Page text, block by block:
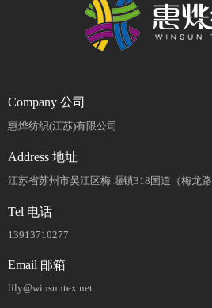
Company 公司
惠烨纺织(江苏)有限公司
Address 地址
江苏省苏州市吴江区梅 堰镇318国道（梅龙路
Tel 电话
13913710277
Email 邮箱
lily@winsuntex.net